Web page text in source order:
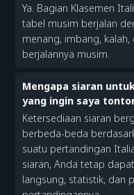
Ya. Bagian Klasemen
tabel musim berjalan
menang, imbang,
berjalannya musim.
Mengapa siaran
yang ingin saya
Ketersediaan siaran
berbeda-beda
suatu pertandingan
siaran, Anda tetap
langsung, statistik, dan